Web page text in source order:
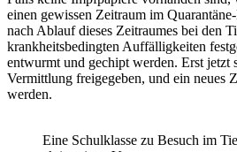
einen gewissen Zeitraum im
nach Ablauf dieses Zeitraumes bei den
krankheitsbedingten Auffälligkeiten
entwurmt und gechipt werden. Erst jetzt
Vermittlung freigegeben, und ein neues
werden.
Eine Schulklasse zu Besuch im